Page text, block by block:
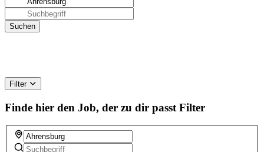
Filter
Finde hier den Job, der zu dir passt Filter